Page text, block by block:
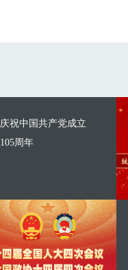
庆祝中国共产党成立
105周年